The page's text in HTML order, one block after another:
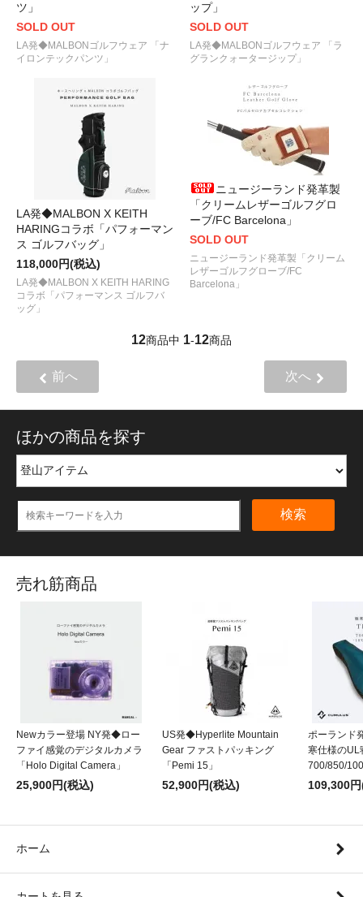
ツ」
SOLD OUT
LA発◆MALBONゴルフウェア 「ナ
イロンテックパンツ」
ップ」
SOLD OUT
LA発◆MALBONゴルフウェア 「ラ
グランクォータージップ」
LA発◆MALBON X KEITH
HARINGコラボ「パフォーマン
ス ゴルフバッグ」
118,000円(税込)
LA発◆MALBON X KEITH HARING
コラボ「パフォーマンス ゴルフバ
ッグ」
ニュージーランド発革製
「クリームレザーゴルフグロ
ーブ/FC Barcelona」
SOLD OUT
ニュージーランド発革製「クリーム
レザーゴルフグローブ/FC
Barcelona」
12商品中 1-12商品
前へ 次へ
ほかの商品を探す
検索
売れ筋商品
Newカラー登場 NY発◆ロー
ファイ感覚のデジタルカメラ
「Holo Digital Camera」
25,900円(税込)
US発◆Hyperlite Mountain
Gear ファストパッキング
「Pemi 15」
52,900円(税込)
ポーランド
寒仕様のUL
700/850/
109,300
ホーム